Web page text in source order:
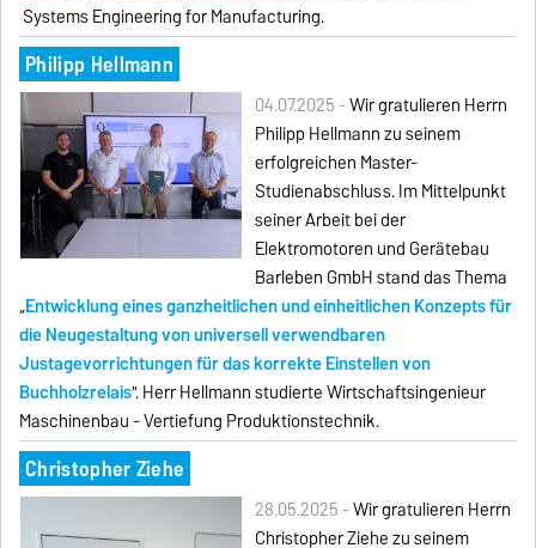
Systems Engineering for Manufacturing.
Philipp Hellmann
04.07.2025 -Wir gratulieren Herrn
Philipp Hellmann zu seinem
erfolgreichen Master-
Studienabschluss. Im Mittelpunkt
seiner Arbeit bei der
Elektromotoren und Gerätebau
Barleben GmbH stand das Thema
„Entwicklung eines ganzheitlichen und einheitlichen Konzepts für
die Neugestaltung von universell verwendbaren
Justagevorrichtungen für das korrekte Einstellen von
Buchholzrelais". Herr Hellmann studierte Wirtschaftsingenieur
Maschinenbau - Vertiefung Produktionstechnik.
Christopher Ziehe
28.05.2025 -Wir gratulieren Herrn
Christopher Ziehe zu seinem